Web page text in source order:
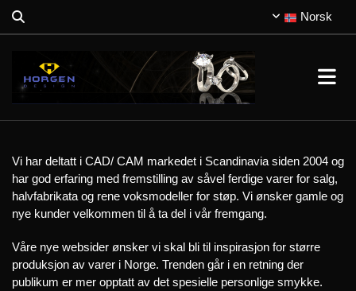
Norsk
Vi har deltatt i CAD/ CAM markedet i Scandinavia siden 2004 og
har god erfaring med fremstilling av såvel ferdige varer for salg,
halvfabrikata og rene voksmodeller for støp. Vi ønsker gamle og
nye kunder velkommen til å ta del i vår fremgang.
Våre nye websider ønsker vi skal bli til inspirasjon for større
produksjon av varer i Norge. Trenden går i en retning der
publikum er mer opptatt av det spesielle personlige smykke.